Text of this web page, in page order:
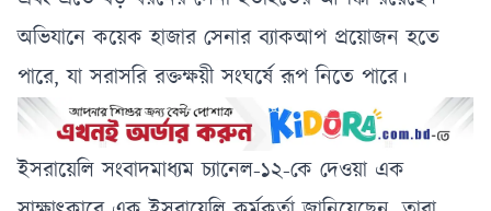
অভিযানে কয়েক হাজার সেনার ব্যাকআপ প্রয়োজন হতে
পারে, যা সরাসরি রক্তক্ষয়ী সংঘর্ষে রূপ নিতে পারে।
ইসরায়েলি সংবাদমাধ্যম চ্যানেল-১২-কে দেওয়া এক